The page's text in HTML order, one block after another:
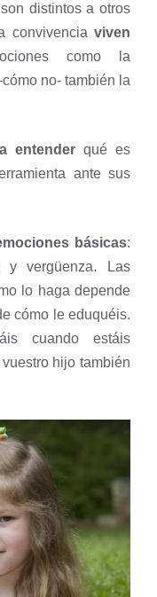
distintos a otros
convivencia viven
como la
no- también la
entender qué es
ante sus
básicas:
y vergüenza. Las
lo haga depende
cómo le eduquéis.
cuando estáis
hijo también